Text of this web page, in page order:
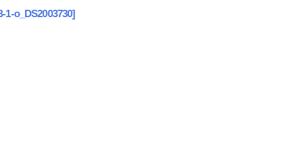
1-o_DS2003730]